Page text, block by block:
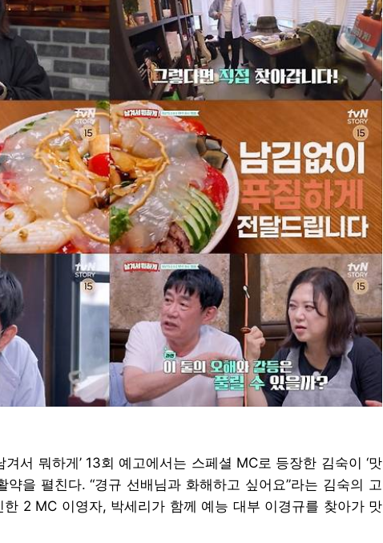
겨서 뭐하게’ 13회 예고에서는 스페셜 MC로 등장한 김숙이 ‘맛
약을 펼친다. “경규 선배님과 화해하고 싶어요”라는 김숙의 고
한 2 MC 이영자, 박세리가 함께 예능 대부 이경규를 찾아가 맛